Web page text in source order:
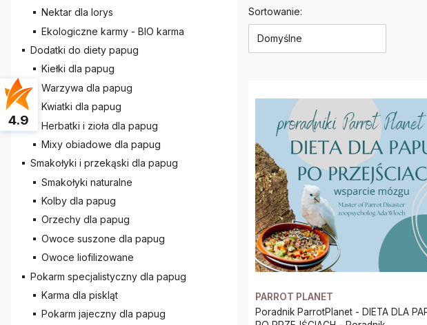
Nektar dla lorys
Ekologiczne karmy - BIO karma
Dodatki do diety papug
Kiełki dla papug
Warzywa dla papug
Kwiatki dla papug
Herbatki i zioła dla papug
Mixy obiadowe dla papug
Smakołyki i przekąski dla papug
Smakołyki naturalne
Kolby dla papug
Orzechy dla papug
Owoce suszone dla papug
Owoce liofilizowane
Pokarm specjalistyczny dla papug
Karma dla piskląt
Pokarm jajeczny dla papug
Lista produktów
Sortowanie:
Domyślne
PARROT PLANET
Poradnik ParrotPlanet - DIETA DLA
4.9